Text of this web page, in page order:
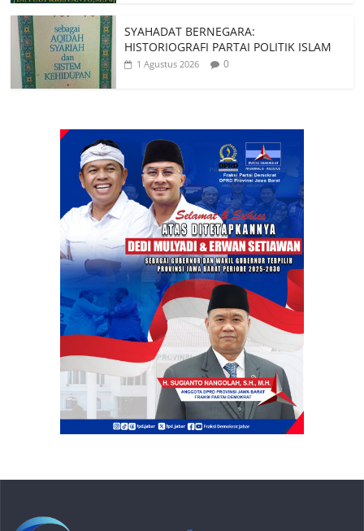
SYAHADAT BERNEGARA:
HISTORIOGRAFI PARTAI POLITIK ISLAM
1 Agustus 2026 0